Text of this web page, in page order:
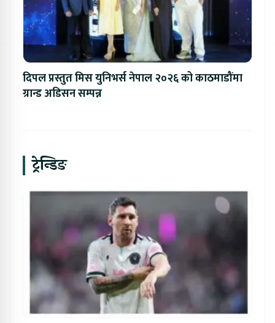
दिपल प्रस्तुत मिस युनिभर्स नेपाल २०२६ को काठमाडौंमा
ग्रान्ड अडिसन सम्पन्न
ट्रेन्डिङ